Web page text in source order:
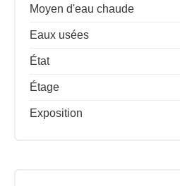
Moyen d'eau chaude
Eaux usées
État
Étage
Exposition